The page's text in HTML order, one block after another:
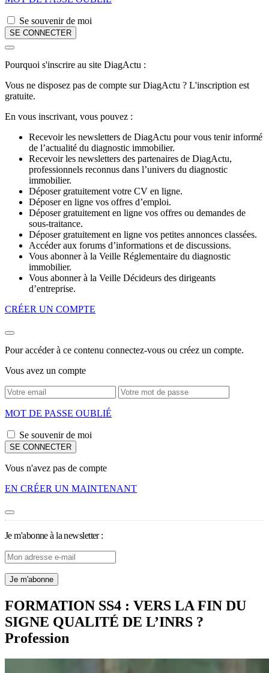
Se souvenir de moi
Pourquoi s'inscrire au site DiagActu :
Vous ne disposez pas de compte sur DiagActu ? L'inscription est
gratuite.
En vous inscrivant, vous pouvez :
Recevoir les newsletters de DiagActu pour vous tenir informé
de l’actualité du diagnostic immobilier.
Recevoir les newsletters des partenaires de DiagActu,
professionnels reconnus dans l’univers du diagnostic
immobilier.
Déposer gratuitement votre CV en ligne.
Déposer en ligne vos offres d’emploi.
Déposer gratuitement en ligne vos offres ou demandes de
sous-traitance.
Déposer gratuitement en ligne vos petites annonces classées.
Accéder aux forums d’informations et de discussions.
Vous abonner à la Veille Réglementaire du diagnostic
immobilier.
Vous abonner à la Veille Décideurs des dirigeants
d’entreprise.
CRÉER UN COMPTE
Pour accéder à ce contenu connectez-vous ou créez un compte.
Vous avez un compte
MOT DE PASSE OUBLIÉ
Se souvenir de moi
Vous n'avez pas de compte
EN CRÉER UN MAINTENANT
Je m'abonne à la newsletter :
FORMATION SS4 : VERS LA FIN DU
SIGNE QUALITÉ DE L’INRS ?
Profession